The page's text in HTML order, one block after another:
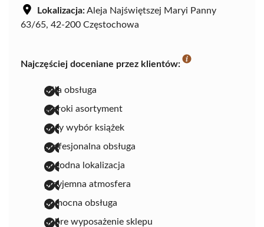
Lokalizacja:Aleja Najświętszej Maryi Panny
63/65, 42-200 Częstochowa
Najczęściej doceniane przez klientów:
miła obsługa
szeroki asortyment
duży wybór książek
profesjonalna obsługa
dogodna lokalizacja
przyjemna atmosfera
pomocna obsługa
dobre wyposażenie sklepu